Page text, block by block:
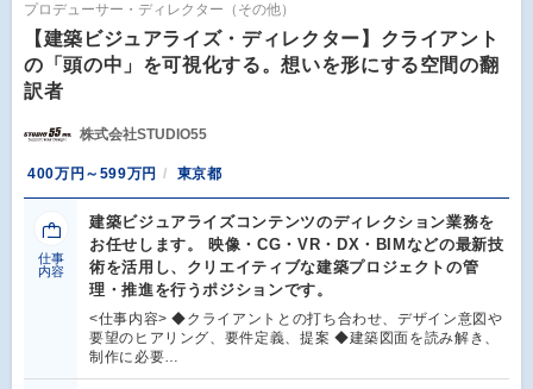
プロデューサー・ディレクター（その他）
【建築ビジュアライズ・ディレクター】クライアント
の「頭の中」を可視化する。想いを形にする空間の翻
訳者
株式会社STUDIO55
400万円～599万円 東京都
仕事
内容
建築ビジュアライズコンテンツのディレクション業務を
お任せします。 映像・CG・VR・DX・BIMなどの最新技
術を活用し、クリエイティブな建築プロジェクトの管
理・推進を行うポジションです。
<仕事内容> ◆クライアントとの打ち合わせ、デザイン意図や
要望のヒアリング、要件定義、提案 ◆建築図面を読み解き、
制作に必要…